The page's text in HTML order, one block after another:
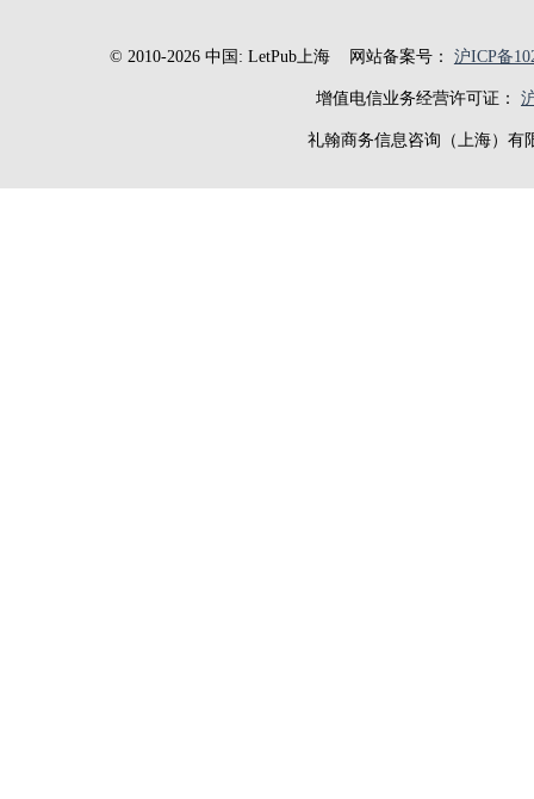
© 2010-2026 中国: LetPub上海网站备案号： 沪ICP备
增值电信业务经营许可证：
礼翰商务信息咨询（上海）